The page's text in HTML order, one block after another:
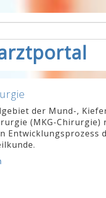
der Mund-,
(MKG-Chirurgie)
Entwicklungsprozess